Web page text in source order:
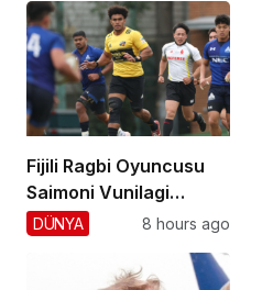
Fijili Ragbi Oyuncusu
Saimoni Vunilagi
Hayatını Kaybetti
DÜNYA 8 hours ago